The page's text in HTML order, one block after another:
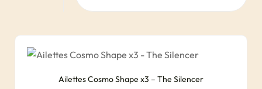
Ailettes Cosmo Shape x3 – The Silencer